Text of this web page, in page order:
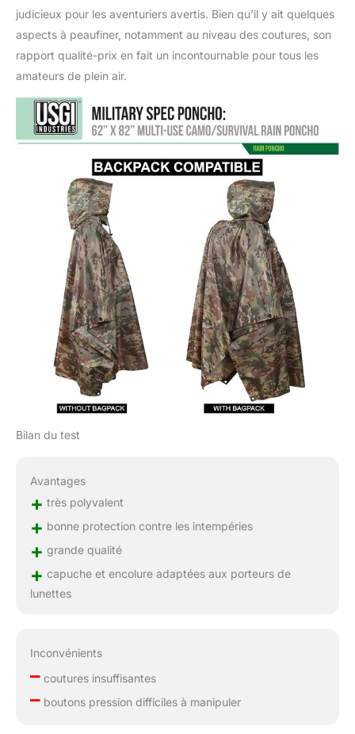
judicieux pour les aventuriers avertis. Bien qu’il y ait quelques
aspects à peaufiner, notamment au niveau des coutures, son
rapport qualité-prix en fait un incontournable pour tous les
amateurs de plein air.
Bilan du test
Avantages
+ très polyvalent
+ bonne protection contre les intempéries
+ grande qualité
+ capuche et encolure adaptées aux porteurs de
lunettes
Inconvénients
–coutures insuffisantes
–boutons pression difficiles à manipuler